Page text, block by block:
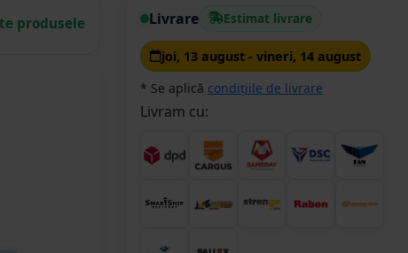
produsele Livrare Estimat livrare
joi, 13 august - vineri, 14 august
* Se aplică condițiile de livrare
Livram cu: